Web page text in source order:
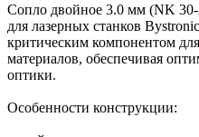
Сопло двойное 3.0 мм (NK 30-
для лазерных станков
критическим компонентом
материалов, обеспечивая
оптики.
Особенности конструкции: